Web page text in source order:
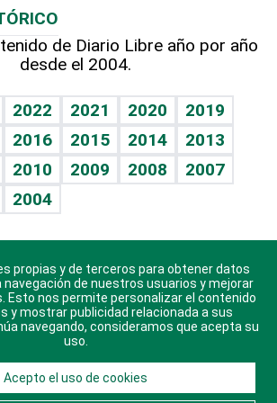
de Diario Libre año por año
desde el 2004.
2022 2021 2020
2019
2016 2015 2014
2013
2010 2009 2008
2007
2004
aplicaciones para Android, iOS y
sistema Huawei.
Libre, todos los derechos reservados.
propias y de terceros para obtener datos
de nuestros usuarios y mejorar
Esto nos permite personalizar el contenido
y mostrar publicidad relacionada a sus
navegando, consideramos que acepta su
uso.
Acepto el uso de cookies